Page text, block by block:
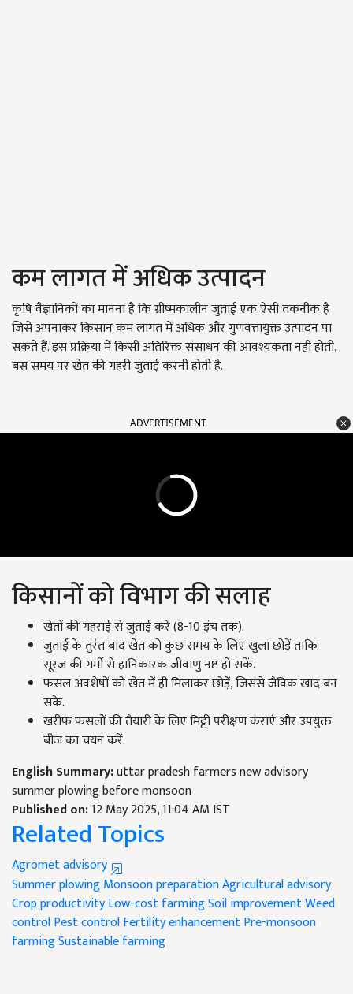
कम लागत में अधिक उत्पादन
कृषि वैज्ञानिकों का मानना है कि ग्रीष्मकालीन जुताई एक ऐसी तकनीक है
जिसे अपनाकर किसान कम लागत में अधिक और गुणवत्तायुक्त उत्पादन पा
सकते हैं. इस प्रक्रिया में किसी अतिरिक्त संसाधन की आवश्यकता नहीं होती,
बस समय पर खेत की गहरी जुताई करनी होती है.
ADVERTISEMENT
किसानों को विभाग की सलाह
खेतों की गहराई से जुताई करें (8-10 इंच तक).
जुताई के तुरंत बाद खेत को कुछ समय के लिए खुला छोड़ें ताकि
सूरज की गर्मी से हानिकारक जीवाणु नष्ट हो सकें.
फसल अवशेषों को खेत में ही मिलाकर छोड़ें, जिससे जैविक खाद बन
सके.
खरीफ फसलों की तैयारी के लिए मिट्टी परीक्षण कराएं और उपयुक्त
बीज का चयन करें.
English Summary:uttar pradesh farmers new advisory
summer plowing before monsoon
Published on:12 May 2025, 11:04 AM IST
Related Topics
Agromet advisory
Summer plowingMonsoon preparationAgricultural advisory
Crop productivityLow-cost farmingSoil improvementWeed
controlPest controlFertility enhancementPre-monsoon
farmingSustainable farming